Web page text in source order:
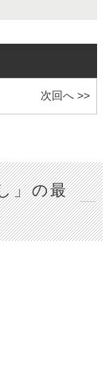
次回へ >>
」の最